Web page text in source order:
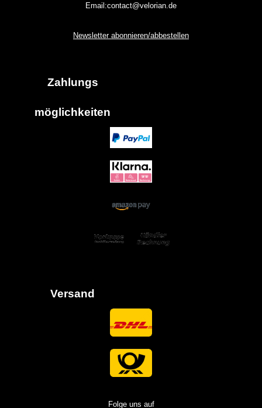
Email:contact@velorian.de
Newsletter abonnieren/abbestellen
Zahlungs
möglich keiten
Versand
Folge uns auf